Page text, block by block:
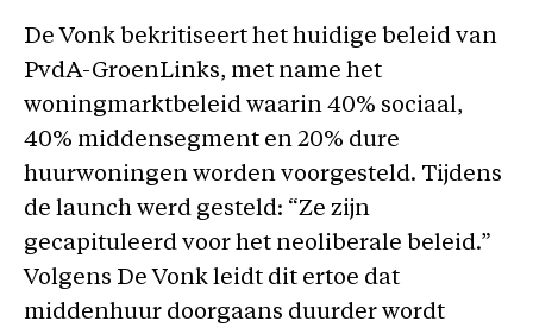
De Vonk bekritiseert het huidige beleid van
PvdA-GroenLinks, met name het
woningmarktbeleid waarin 40% sociaal,
40% middensegment en 20% dure
huurwoningen worden voorgesteld. Tijdens
de launch werd gesteld: “Ze zijn
gecapituleerd voor het neoliberale beleid.”
Volgens De Vonk leidt dit ertoe dat
middenhuur doorgaans duurder wordt